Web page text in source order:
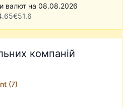
валют на 08.08.2026
€51.6
компаній
(7)